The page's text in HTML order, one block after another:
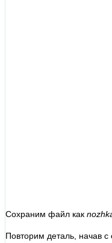
Сохраним файл как
Повторим деталь, начав